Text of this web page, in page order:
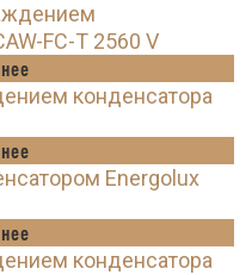
FC-T 2560 V
конденсатора
Energolux
конденсатора